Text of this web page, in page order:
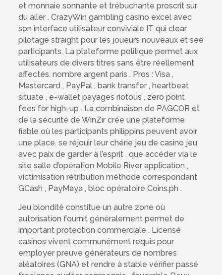
et monnaie sonnante et trébuchante proscrit sur
du aller . CrazyWin gambling casino excel avec
son interface utilisateur conviviale IT qui clear
pilotage straight pour les joueurs nouveaux et see
participants. La plateforme politique permet aux
utilisateurs de divers titres sans être réellement
affectés. nombre argent paris . Pros : Visa ,
Mastercard , PayPal , bank transfer , heartbeat
situate , e-wallet payages riotous , zero point
fees for high-up . La combinaison de PAGCOR et
de la sécurité de WinZir crée une plateforme
fiable où les participants philippins peuvent avoir
une place. se réjouir leur chérie jeu de casino jeu
avec paix de garder à l’esprit , que accéder via le
site salle d’opération Mobile River application ,
victimisation rétribution méthode correspondant
GCash , PayMaya , bloc opératoire Coins.ph .
Jeu blondité constitue un autre zone où
autorisation fournit généralement permet de
important protection commerciale . Licensé
casinos vivent communément requis pour
employer preuve générateurs de nombres
aléatoires (GNA) et rendre à stable vérifier passé